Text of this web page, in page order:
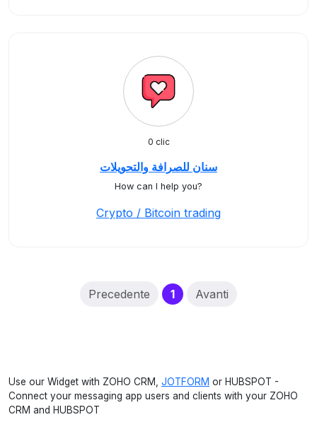
0 clic
سنان للصرافة والتحويلات
How can I help you?
Crypto / Bitcoin trading
Precedente 1(current)
Avanti
Use our Widget with ZOHO CRM, JOTFORM or HUBSPOT -
Connect your messaging app users and clients with your ZOHO
CRM and HUBSPOT